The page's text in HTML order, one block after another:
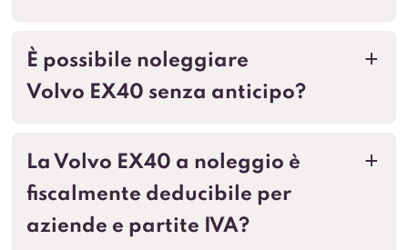
a
È possibile noleggiare
Volvo EX40 senza anticipo?
a
La Volvo EX40 a noleggio è
fiscalmente deducibile per
aziende e partite IVA?